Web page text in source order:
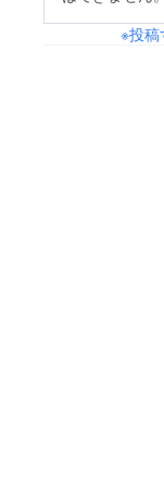
※投稿